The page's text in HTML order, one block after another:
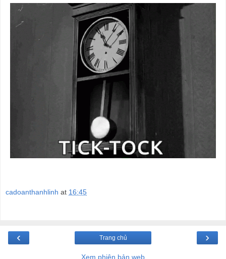
cadoanthanhlinh at 16:45
‹ ›
Trang chủ
Xem phiên bản web